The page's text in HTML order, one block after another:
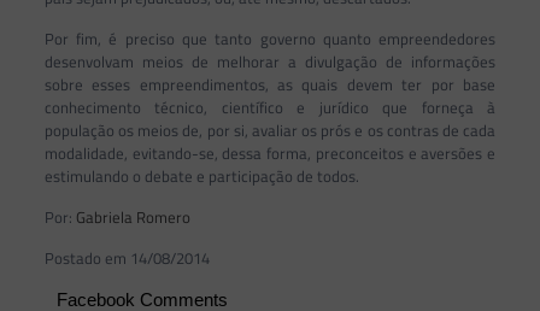
Por fim, é preciso que tanto governo quanto empreendedores
desenvolvam meios de melhorar a divulgação de informações
sobre esses empreendimentos, as quais devem ter por base
conhecimento técnico, científico e jurídico que forneça à
população os meios de, por si, avaliar os prós e os contras de cada
modalidade, evitando-se, dessa forma, preconceitos e aversões e
estimulando o debate e participação de todos.
Por: Gabriela Romero
Postado em 14/08/2014
Facebook Comments